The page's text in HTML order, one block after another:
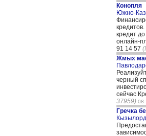
Конопля
Южно-
кредит
онлайн-
91 14 57
Жмых
черный
сейчас
37959)
Гречка